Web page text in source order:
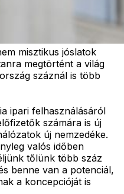
misztikus jóslatok
megtörtént a világ
száznál is több
ipari felhasználásáról
számára is új
új nemzedéke.
valós időben
tőlünk több száz
benne van a potenciál,
a koncepcióját is